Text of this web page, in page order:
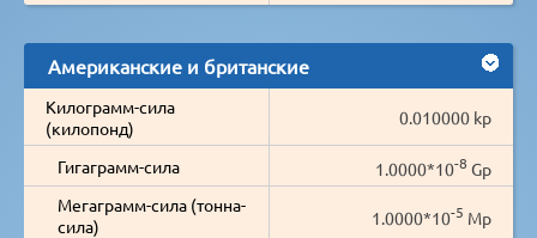
Американские и британские
Килограмм-сила
(килопонд)
0.010000 kp
Гигаграмм-сила 1.0000*10-8 Gp
Мегаграмм-сила (тонна-
сила)
1.0000*10-5 Mp